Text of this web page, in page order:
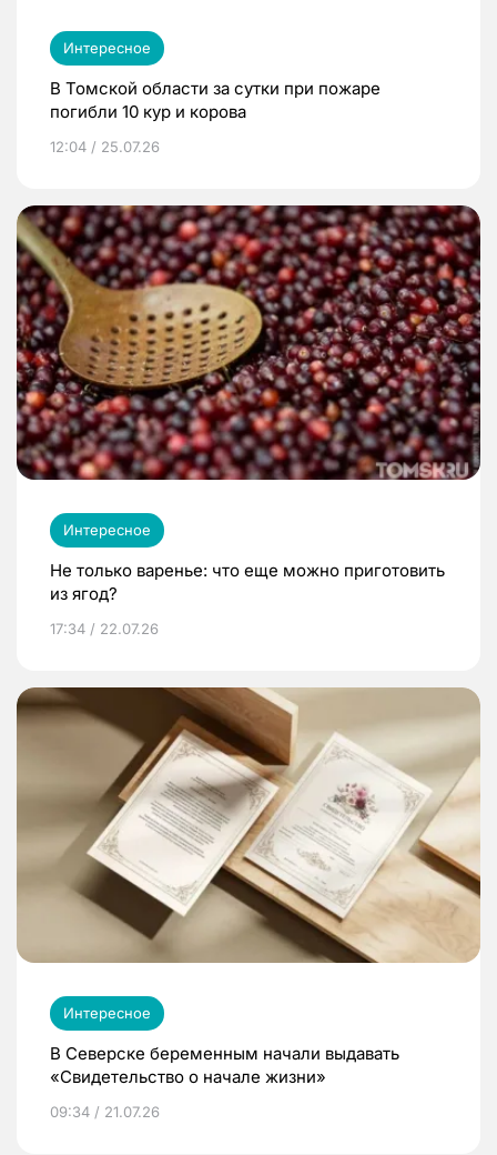
Интересное
В Томской области за сутки при пожаре
погибли 10 кур и корова
12:04 / 25.07.26
Интересное
Не только варенье: что еще можно приготовить
из ягод?
17:34 / 22.07.26
Интересное
В Северске беременным начали выдавать
«Свидетельство о начале жизни»
09:34 / 21.07.26